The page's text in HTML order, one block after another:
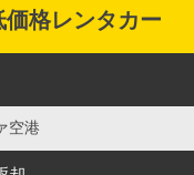
価格レンタカー